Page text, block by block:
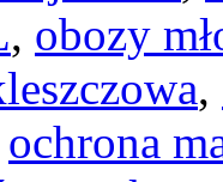
, obozy
,
ochrona